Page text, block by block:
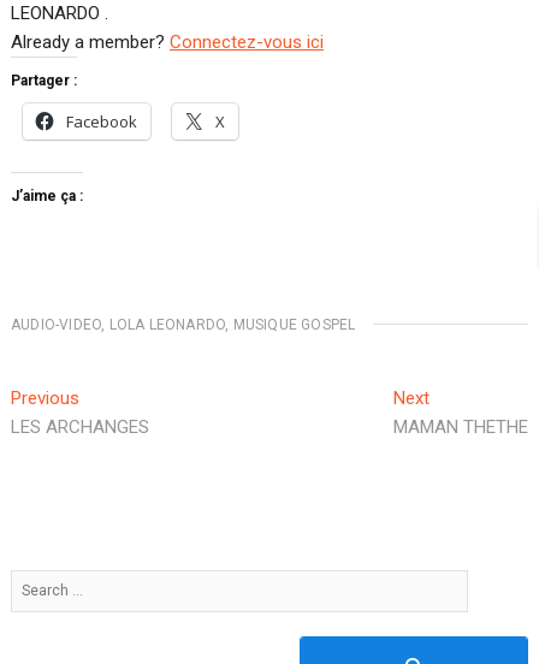
LEONARDO .
Already a member? Connectez-vous ici
Partager :
Facebook X
J’aime ça :
AUDIO-VIDEO, LOLA LEONARDO, MUSIQUE GOSPEL
Previous
LES ARCHANGES
Next
MAMAN THETHE